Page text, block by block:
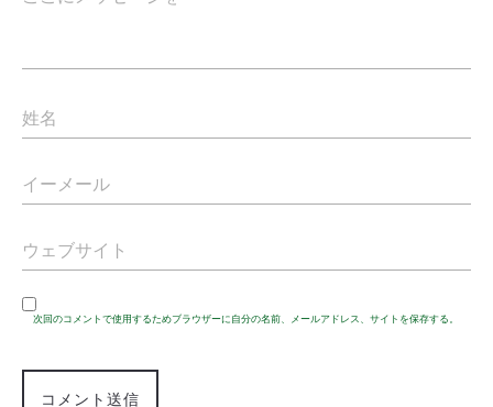
次回のコメントで使用するためブラウザーに自分の名前、メールアドレス、サイトを保存する。